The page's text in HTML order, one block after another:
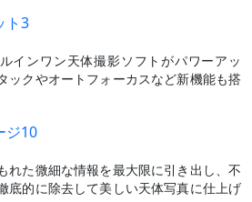
ト3
インワン天体撮影ソフトがパワーアッ
ックやオートフォーカスなど新機能も搭
ジ10
れた微細な情報を最大限に引き出し、不
底的に除去して美しい天体写真に仕上げ